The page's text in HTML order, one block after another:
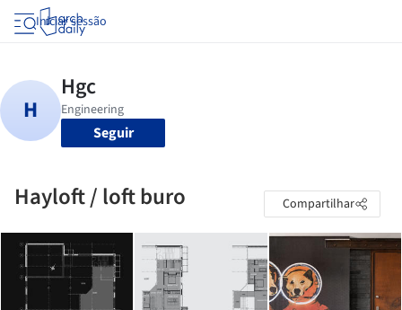
Iniciar sessão
Seguir
Hayloft / loft buro Compartilhar